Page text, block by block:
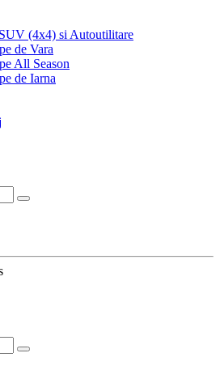
(4x4) si Autoutilitare
de Vara
All Season
de Iarna